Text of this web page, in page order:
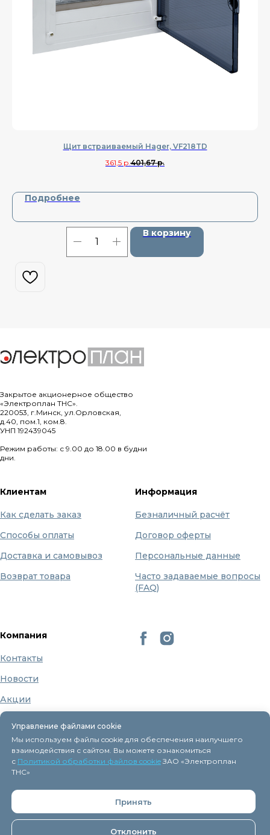
Щит встраиваемый Hager, VF218TD
361,5 р.401,67 р.
Подробнее
В корзину
Управление файлами cookie
Мы используем файлы cookie для обеспечения наилучшего
взаимодействия с сайтом. Вы можете ознакомиться
с Политикой обработки файлов cookieЗАО «Электроплан
ТНС»
Принять
Отклонить
Закрытое акционерное общество
«Электроплан ТНС».
220053, г.Минск, ул.Орловская,
д.40, пом.1, ком.8.
УНП 192439045
Режим работы: с 9.00 до 18.00 в будни
дни.
Клиентам
Как сделать заказ
Способы оплаты
Доставка и самовывоз
Возврат товара
Информация
Безналичный расчёт
Договор оферты
Персональные данные
Часто задаваемые вопросы
(FAQ)
Компания
Контакты
Новости
Акции
Бренды
О нас
Регистрация в торговом реестре 9 декабря 2015г.
Дата включения сведений об интернет-магазине
eplan.by в Торговый реестр Республики Беларусь -
11.04.2018, № регистрации 41254.